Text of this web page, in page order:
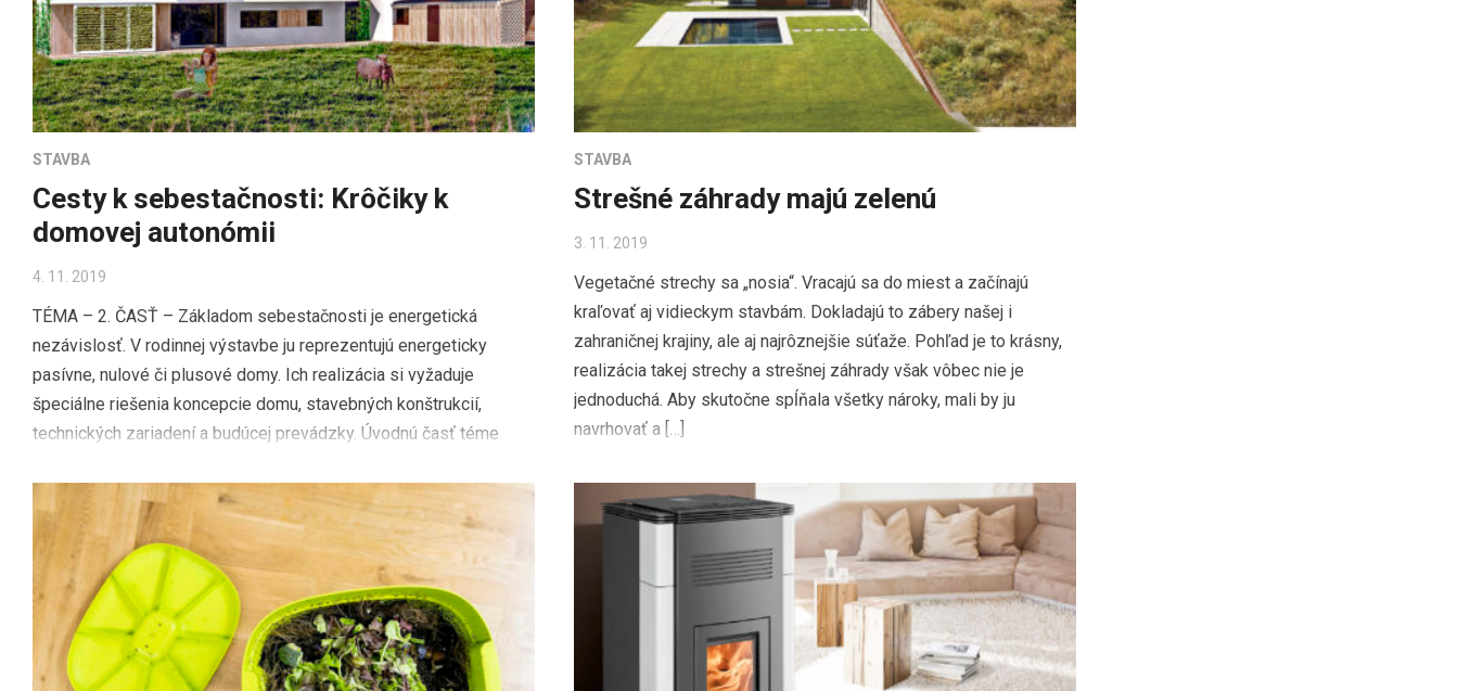
STAVBA
Cesty k sebestačnosti: Krôčiky k
domovej autonómii
4. 11. 2019
TÉMA – 2. ČASŤ – Základom sebestačnosti je energetická
nezávislosť. V rodinnej výstavbe ju reprezentujú energeticky
pasívne, nulové či plusové domy. Ich realizácia si vyžaduje
špeciálne riešenia koncepcie domu, stavebných konštrukcií,
technických zariadení a budúcej prevádzky. Úvodnú časť téme
rodinnej výstavbe ju […]
STAVBA
Strešné záhrady majú zelenú
3. 11. 2019
Vegetačné strechy sa „nosia“. Vracajú sa do miest a začínajú
kraľovať aj vidieckym stavbám. Dokladajú to zábery našej i
zahraničnej krajiny, ale aj najrôznejšie súťaže. Pohľad je to krásny,
realizácia takej strechy a strešnej záhrady však vôbec nie je
jednoduchá. Aby skutočne spĺňala všetky nároky, mali by ju
navrhovať a […]